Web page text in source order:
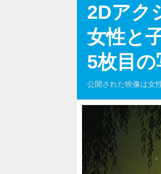
2Dアク
女性と
5枚目
公開された映像は女